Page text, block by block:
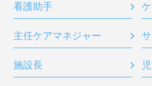
看護助手
主任ケアマネジャー
施設長